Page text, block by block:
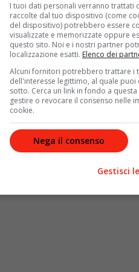
con lacrioterapia— l’uso
staminali: la criogenesi
differenze
termini diversi per
e indica l’intero processo
futura.
è invece un termine
a scopo medico — pratica
umana, si intende
intero.
I tuoi dati personali verranno trattati
raccolte dal tuo dispositivo (come
del dispositivo) potrebbero essere
visualizzate e memorizzate oppure
questo sito. Noi e i nostri partner
localizzazione esatti. Elenco dei
Alcuni fornitori potrebbero trattare i
dell'interesse legittimo, al quale
sotto. Cerca un link in fondo a
gestire o revocare il consenso nelle
cookie.
Nega il consenso
Gestisci